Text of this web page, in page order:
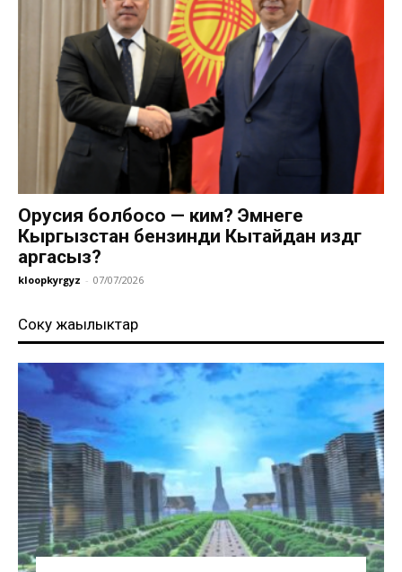
Орусия болбосо — ким? Эмнеге
Кыргызстан бензинди Кытайдан издөөгө
аргасыз?
kloopkyrgyz - 07/07/2026
Соңку жаңылыктар